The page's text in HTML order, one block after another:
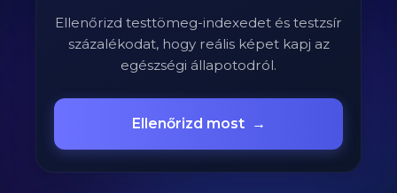
Ellenőrizd testtömeg-indexedet és testzsír
százalékodat, hogy reális képet kapj az
egészségi állapotodról.
Ellenőrizd most →